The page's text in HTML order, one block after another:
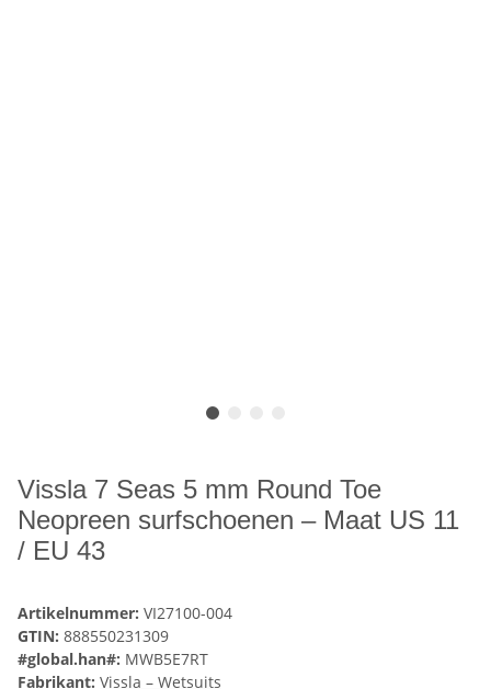
Vissla 7 Seas 5 mm Round Toe
Neopreen surfschoenen – Maat US 11
/ EU 43
Artikelnummer: VI27100-004
GTIN: 888550231309
#global.han#: MWB5E7RT
Fabrikant: Vissla – Wetsuits